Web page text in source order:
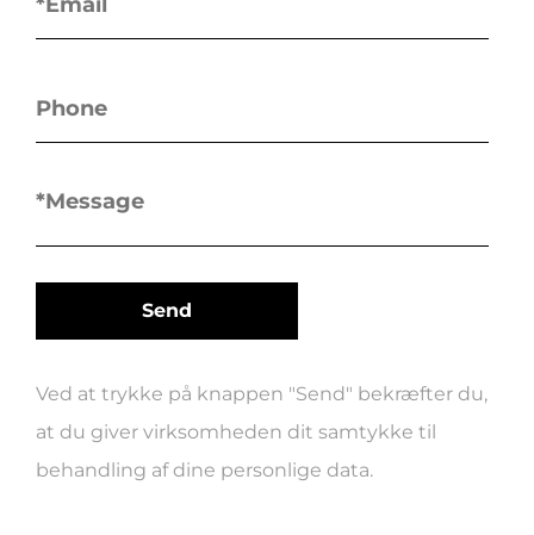
Ved at trykke på knappen "Send" bekræfter du,
at du giver virksomheden dit samtykke til
behandling af dine personlige data.